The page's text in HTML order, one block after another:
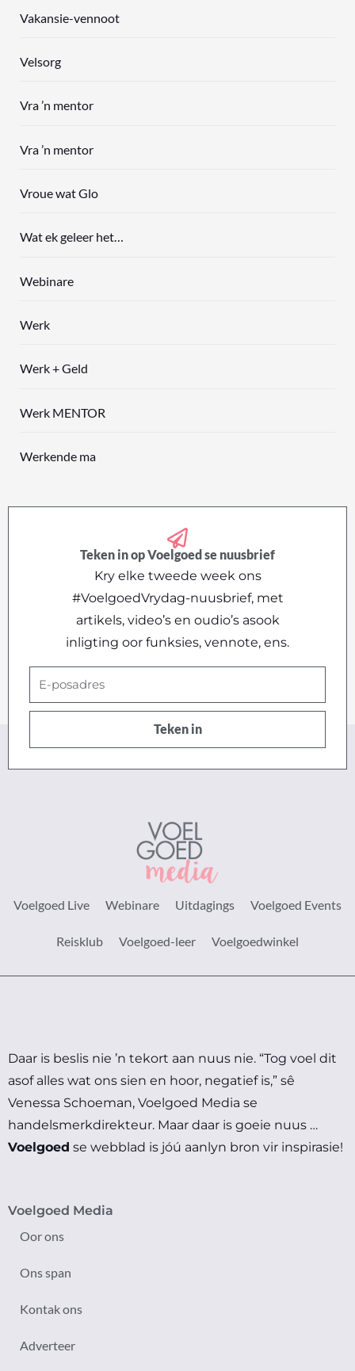
Vakansie-vennoot
Velsorg
Vra ’n mentor
Vra ’n mentor
Vroue wat Glo
Wat ek geleer het…
Webinare
Werk
Werk + Geld
Werk MENTOR
Werkende ma
Teken in op Voelgoed se nuusbrief
Kry elke tweede week ons
#VoelgoedVrydag-nuusbrief, met
artikels, video’s en oudio’s asook
inligting oor funksies, vennote, ens.
E-
posadres
Teken in
Voelgoed Live Webinare Uitdagings Voelgoed Events
Reisklub Voelgoed-leer Voelgoedwinkel
Daar is beslis nie ’n tekort aan nuus nie. “Tog voel dit
asof alles wat ons sien en hoor, negatief is,” sê
Venessa Schoeman, Voelgoed Media se
handelsmerkdirekteur. Maar daar is goeie nuus …
Voelgoed se webblad is jóú aanlyn bron vir inspirasie!
Voelgoed Media
Oor ons
Ons span
Kontak ons
Adverteer